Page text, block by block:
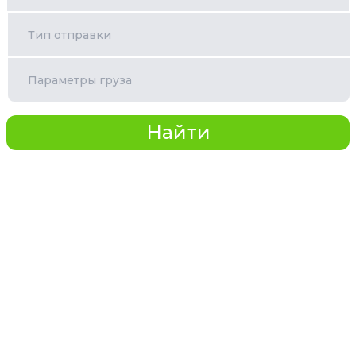
Тип отправки
Параметры груза
Найти